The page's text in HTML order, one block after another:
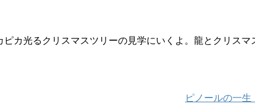
カ光るクリスマスツリーの見学にいくよ。龍とクリスマ
ピノールの一生